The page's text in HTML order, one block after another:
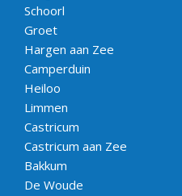
Schoorl
Groet
Hargen aan Zee
Camperduin
Heiloo
Limmen
Castricum
Castricum aan Zee
Bakkum
De Woude